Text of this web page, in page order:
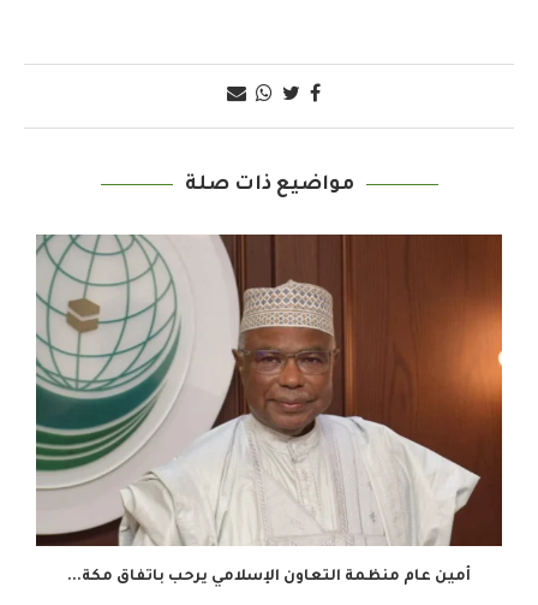
مواضيع ذات صلة
أمين عام منظمة التعاون الإسلامي يرحب باتفاق مكة...